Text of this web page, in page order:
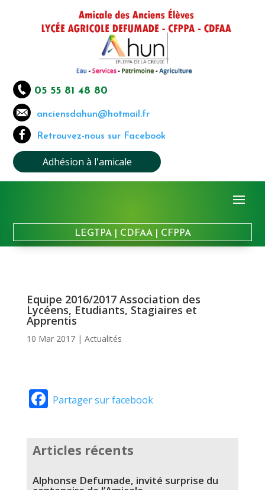
05 55 81 48 80
anciensdahun@hotmail.fr
Retrouvez-nous sur Facebook
Adhésion à l'amicale
LEGTPA| CDFAA| CFPPA
Equipe 2016/2017 Association des
Lycéens, Etudiants, Stagiaires et
Apprentis
10 Mar 2017| Actualités
Facebook
Partager sur facebook
Articles récents
Alphonse Defumade, invité surprise du